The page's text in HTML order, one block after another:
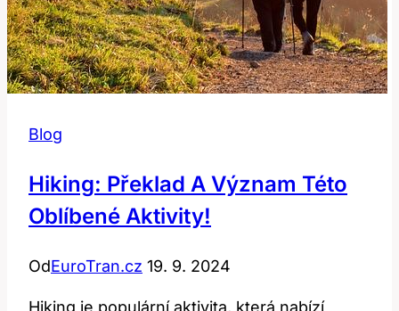
Blog
Hiking: Překlad A Význam Této
Oblíbené Aktivity!
OdEuroTran.cz 19. 9. 2024
Hiking je populární aktivita, která nabízí